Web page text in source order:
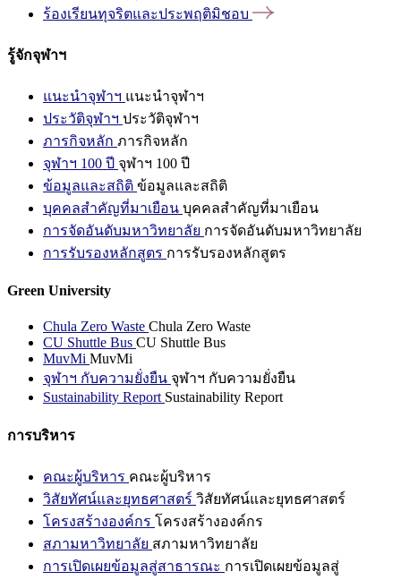
ร้องเรียนทุจริตและประพฤติมิชอบ
รู้จักจุฬาฯ
แนะนำจุฬาฯ แนะนำจุฬาฯ
ประวัติจุฬาฯ ประวัติจุฬาฯ
ภารกิจหลัก ภารกิจหลัก
จุฬาฯ 100 ปี จุฬาฯ 100 ปี
ข้อมูลและสถิติ ข้อมูลและสถิติ
บุคคลสำคัญที่มาเยือน บุคคลสำคัญที่มาเยือน
การจัดอันดับมหาวิทยาลัย การจัดอันดับมหาวิทยาลัย
การรับรองหลักสูตร การรับรองหลักสูตร
Green University
Chula Zero Waste Chula Zero Waste
CU Shuttle Bus CU Shuttle Bus
MuvMi MuvMi
จุฬาฯ กับความยั่งยืน จุฬาฯ กับความยั่งยืน
Sustainability Report Sustainability Report
การบริหาร
คณะผู้บริหาร คณะผู้บริหาร
วิสัยทัศน์และยุทธศาสตร์ วิสัยทัศน์และยุทธศาสตร์
โครงสร้างองค์กร โครงสร้างองค์กร
สภามหาวิทยาลัย สภามหาวิทยาลัย
การเปิดเผยข้อมูลสู่สาธารณะ การเปิดเผยข้อมูลสู่